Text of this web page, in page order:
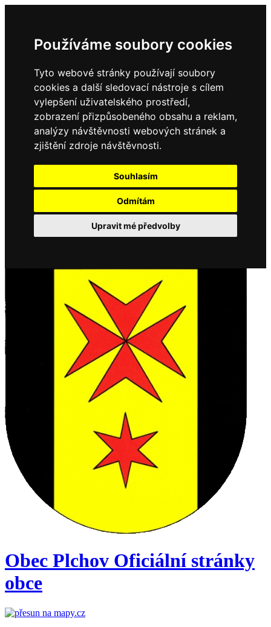
Používáme soubory cookies
Tyto webové stránky používají soubory
cookies a další sledovací nástroje s cílem
vylepšení uživatelského prostředí,
zobrazení přizpůsobeného obsahu a reklam,
analýzy návštěvnosti webových stránek a
zjištění zdroje návštěvnosti.
Souhlasím
Odmítám
Upravit mé předvolby
Obec Plchov Oficiální stránky
obce